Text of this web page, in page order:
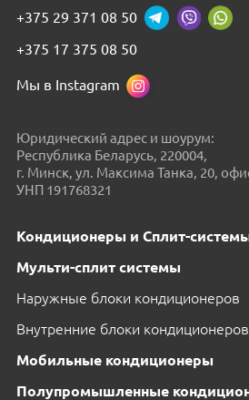
+375 29 371 08 50
+375 17 375 08 50
Мы в Instagram
Юридический адрес и шоурум:
Республика Беларусь, 220004,
г. Минск, ул. Максима Танка, 20,
УНП 191768321
Кондиционеры и Сплит-
Мульти-сплит системы
Наружные блоки кондиционеров
Внутренние блоки кондиционеров
Мобильные кондиционеры
Полупромышленные